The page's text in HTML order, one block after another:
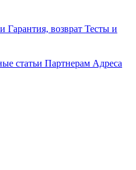
Гарантия, возврат Тесты и
статьи Партнерам Адреса